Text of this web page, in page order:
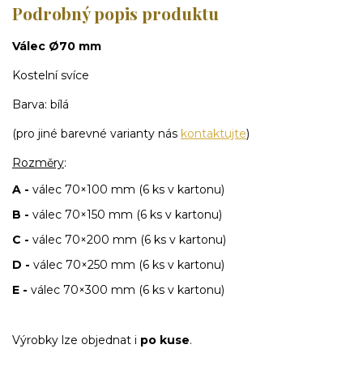
Podrobný popis produktu
Válec Ø70 mm
Kostelní svíce
Barva: bílá
(pro jiné barevné varianty nás kontaktujte)
Rozměry:
A - válec 70×100 mm (6 ks v kartonu)
B - válec 70×150 mm (6 ks v kartonu)
C - válec 70×200 mm (6 ks v kartonu)
D - válec 70×250 mm (6 ks v kartonu)
E - válec 70×300 mm (6 ks v kartonu)
Výrobky lze objednat i po kuse.